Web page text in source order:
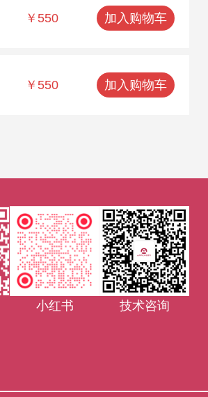
￥550 加入购物车
￥550 加入购物车
技术咨询
小红书